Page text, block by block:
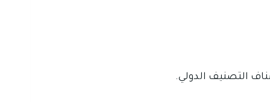
التصنيف الدولي.